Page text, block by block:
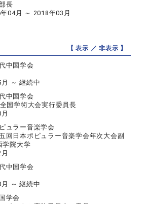
長
04月 ～ 2018年03月
【 表示 ／非表示 】
中国学会
～ 継続中
中国学会
国学術大会実行委員長
ュラー音楽学会
回日本ポピュラー音楽学会年次大会副
学院大学
中国学会
～ 継続中
学会